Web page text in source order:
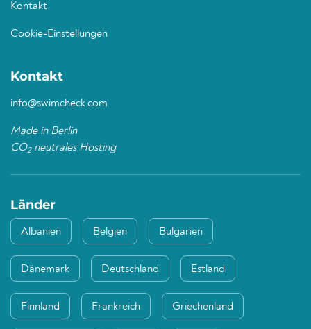
Kontakt
Cookie-Einstellungen
Kontakt
info@swimcheck.com
Made in Berlin
CO2neutrales Hosting
Länder
Albanien Belgien Bulgarien
Dänemark Deutschland Estland
Finnland Frankreich Griechenland